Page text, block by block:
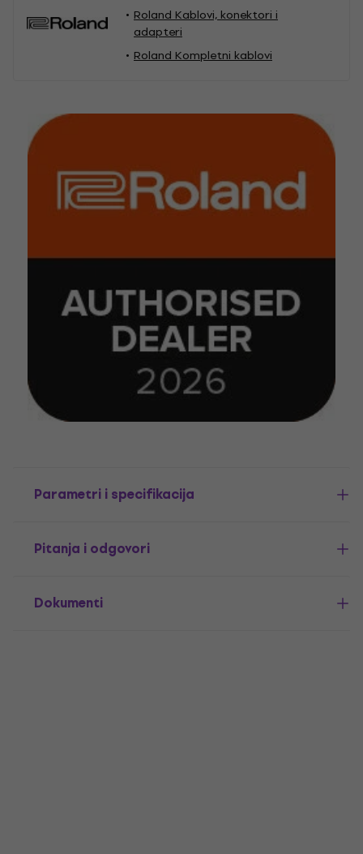
Roland Kablovi, konektori i
adapteri
Roland Kompletni kablovi
Parametri i specifikacija
Pitanja i odgovori
Dokumenti